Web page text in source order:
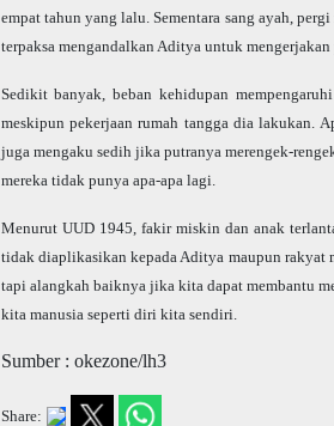
empat tahun yang lalu. Sementara sang ayah,
terpaksa mengandalkan Aditya untuk mengerjakan
Sedikit banyak, beban kehidupan
meskipun pekerjaan rumah tangga dia lakukan.
juga mengaku sedih jika putranya merengek-
mereka tidak punya apa-apa lagi.
Menurut UUD 1945, fakir miskin dan anak
tidak diaplikasikan kepada Aditya maupun
tapi alangkah baiknya jika kita dapat membantu
kita manusia seperti diri kita sendiri.
Sumber : okezone/lh3
Share: